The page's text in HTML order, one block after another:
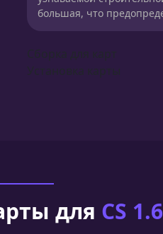
большая, что
для CS 1.6